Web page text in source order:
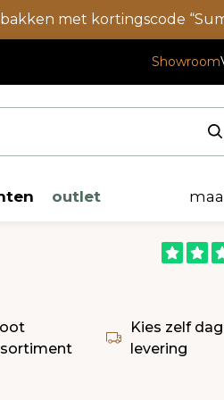
met kortingscode
Showroom
outlet
Kies zelf
levering